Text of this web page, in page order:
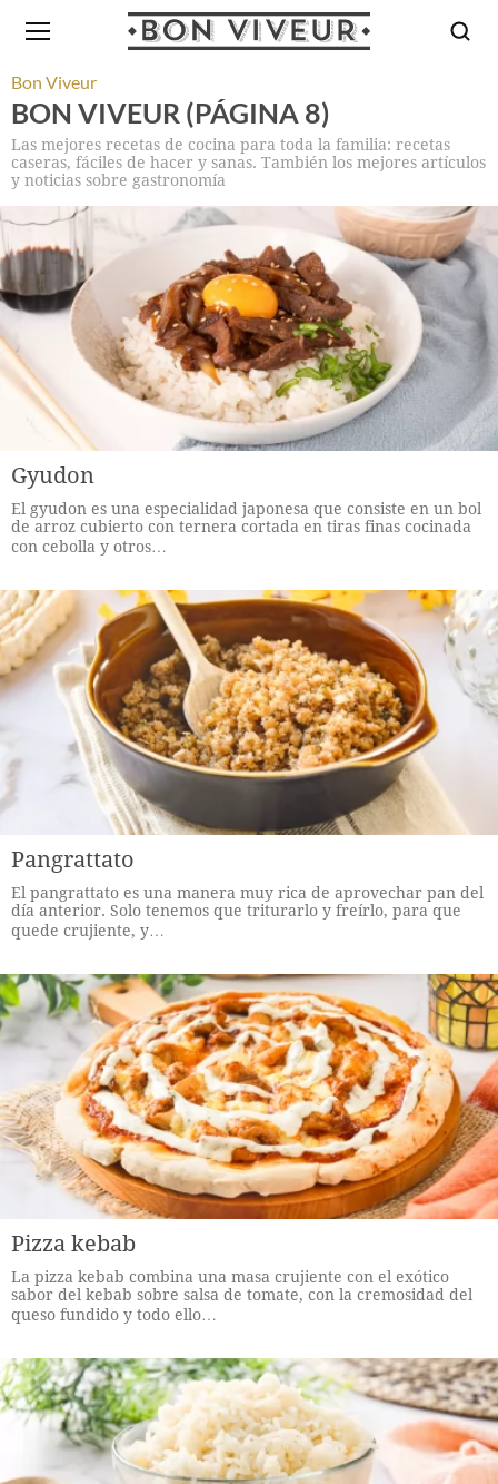
Bon Viveur
BON VIVEUR (PÁGINA 8)
Las mejores recetas de cocina para toda la familia: recetas
caseras, fáciles de hacer y sanas. También los mejores artículos
y noticias sobre gastronomía
Gyudon
El gyudon es una especialidad japonesa que consiste en un bol
de arroz cubierto con ternera cortada en tiras finas cocinada
con cebolla y otros…
Pangrattato
El pangrattato es una manera muy rica de aprovechar pan del
día anterior. Solo tenemos que triturarlo y freírlo, para que
quede crujiente, y…
Pizza kebab
La pizza kebab combina una masa crujiente con el exótico
sabor del kebab sobre salsa de tomate, con la cremosidad del
queso fundido y todo ello…